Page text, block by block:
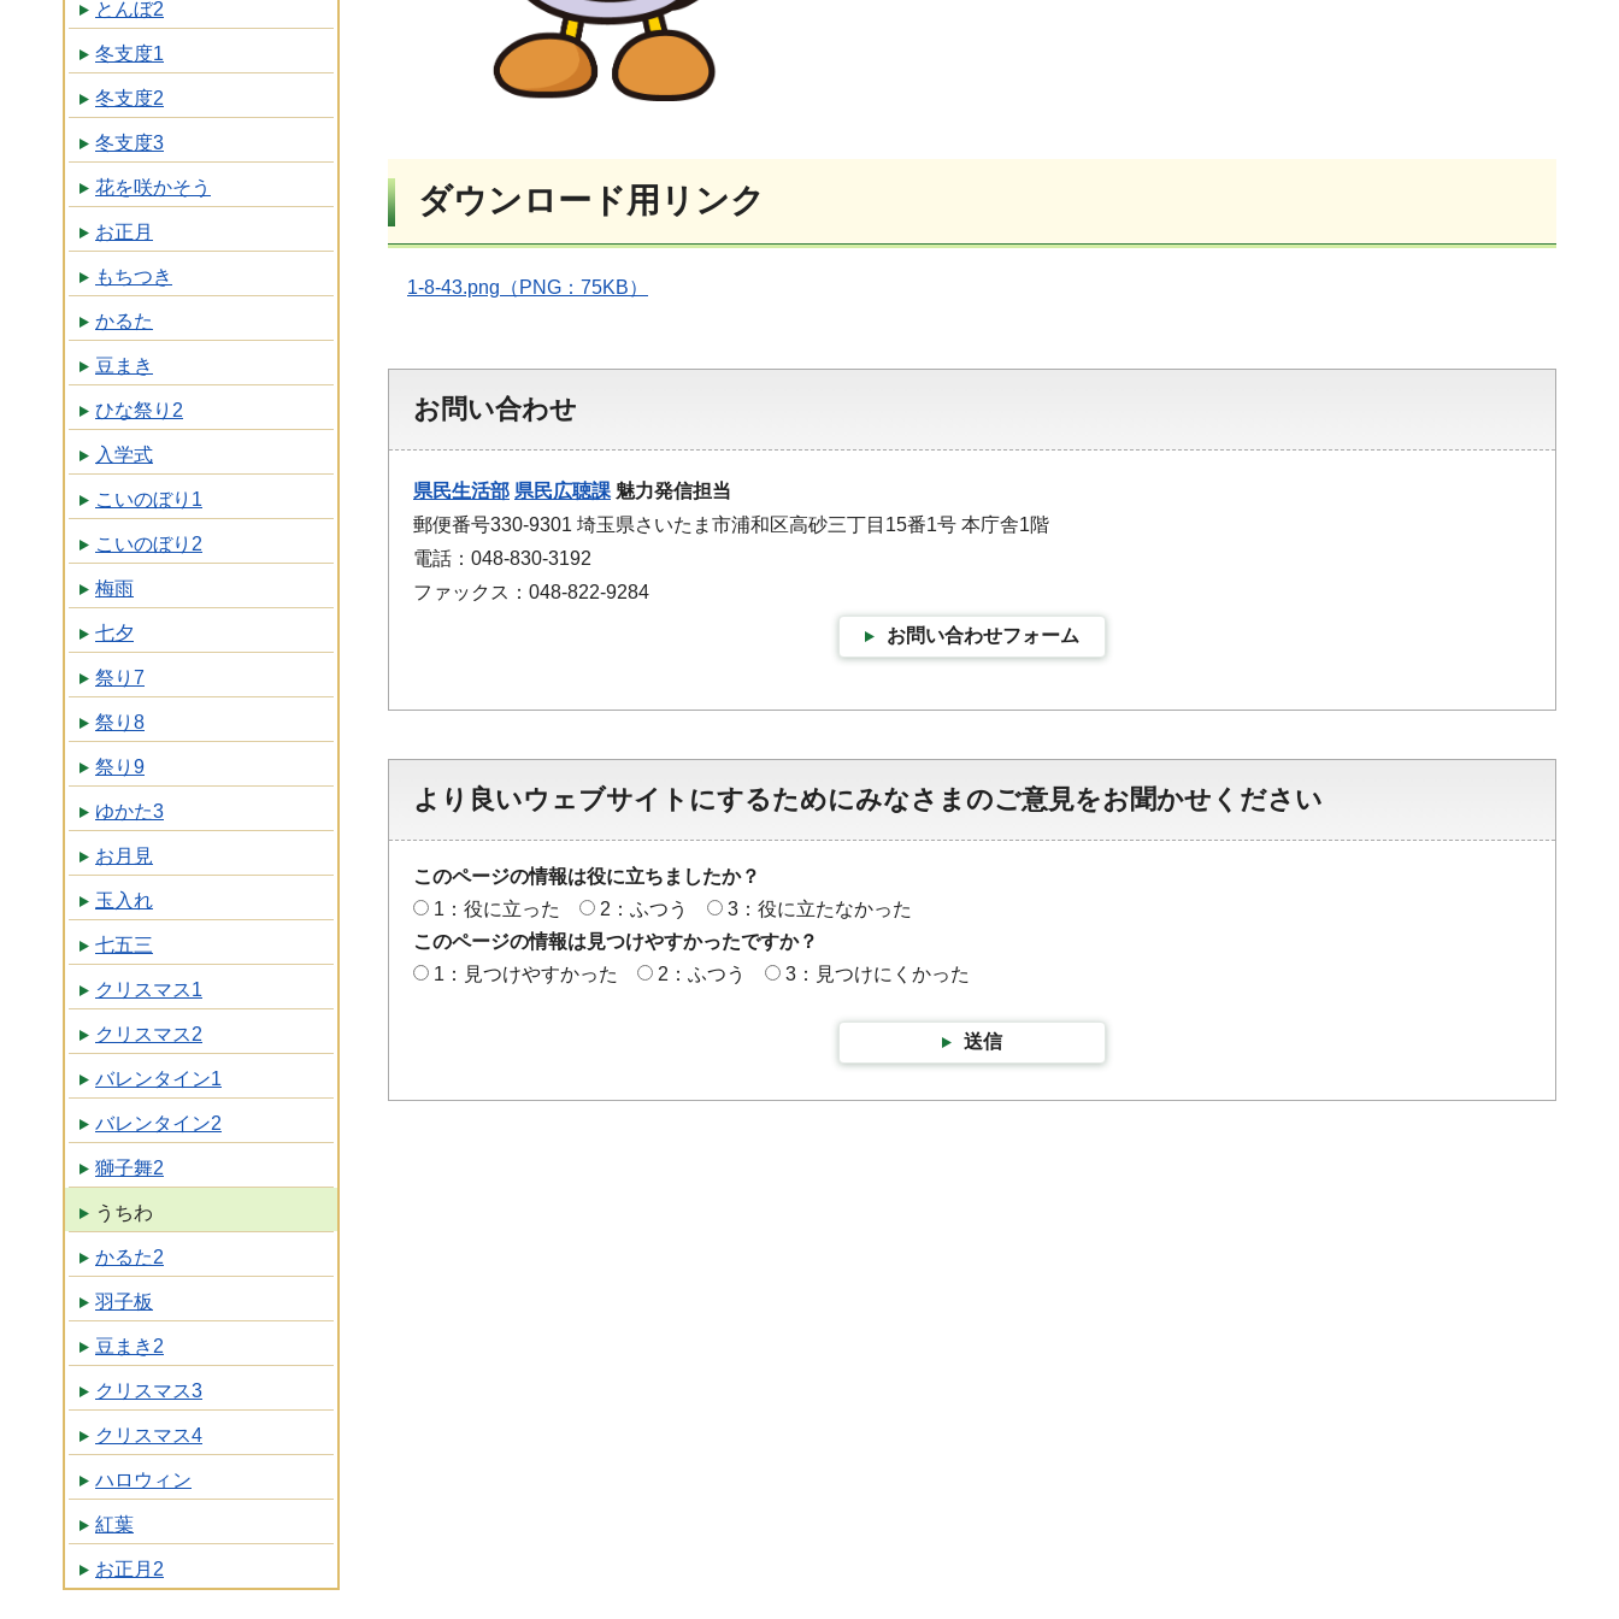
とんぼ2
冬支度1
冬支度2
冬支度3
花を咲かそう
お正月
もちつき
かるた
豆まき
ひな祭り2
入学式
こいのぼり1
こいのぼり2
梅雨
七夕
祭り7
祭り8
祭り9
ゆかた3
お月見
玉入れ
七五三
クリスマス1
クリスマス2
バレンタイン1
バレンタイン2
獅子舞2
うちわ
かるた2
羽子板
豆まき2
クリスマス3
クリスマス4
ハロウィン
紅葉
お正月2
ダウンロード用リンク
1-8-43.png（PNG：75KB）
お問い合わせ
県民生活部 県民広聴課 魅力発信担当
郵便番号330-9301 埼玉県さいたま市浦和区高砂三丁目15番1号 本庁舎1階
電話：048-830-3192
ファックス：048-822-9284
お問い合わせフォーム
より良いウェブサイトにするためにみなさまのご意見をお聞かせください
このページの情報は役に立ちましたか？
1：役に立った
2：ふつう
3：役に立たなかった
このページの情報は見つけやすかったですか？
1：見つけやすかった
2：ふつう 3：見つけにくかった
送信